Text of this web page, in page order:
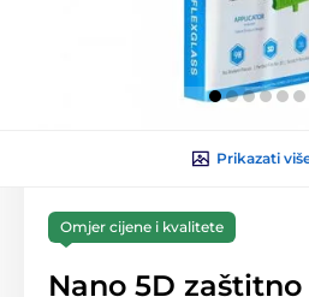
Prikazati
Omjer cijene i kvalitete
Nano 5D